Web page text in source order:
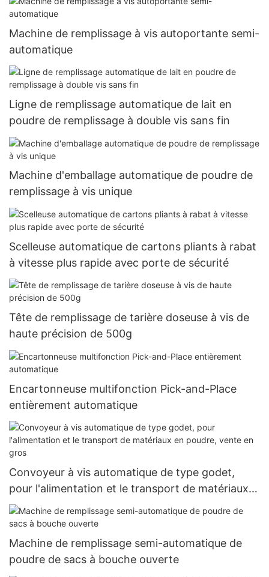
Machine de remplissage à vis autoportante semi-
automatique
Ligne de remplissage automatique de lait en
poudre de remplissage à double vis sans fin
Machine d'emballage automatique de poudre de
remplissage à vis unique
Scelleuse automatique de cartons pliants à rabat
à vitesse plus rapide avec porte de sécurité
Tête de remplissage de tarière doseuse à vis de
haute précision de 500g
Encartonneuse multifonction Pick-and-Place
entièrement automatique
Convoyeur à vis automatique de type godet,
pour l'alimentation et le transport de matériaux
en poudre, vente en gros
Machine de remplissage semi-automatique de
poudre de sacs à bouche ouverte